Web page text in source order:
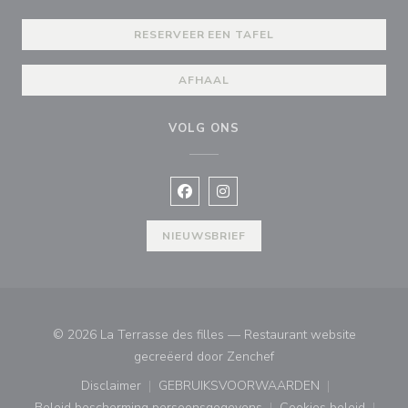
RESERVEER EEN TAFEL
AFHAAL
VOLG ONS
Facebook ((opent in een nieuw
Instagram ((opent in een
NIEUWSBRIEF
© 2026 La Terrasse des filles — Restaurant website
gecreëerd door Zenchef((opent in een nieuw
Disclaimer
((opent in een nieuw venster))
GEBRUIKSVOORWAARDEN
((opent in een nieuw